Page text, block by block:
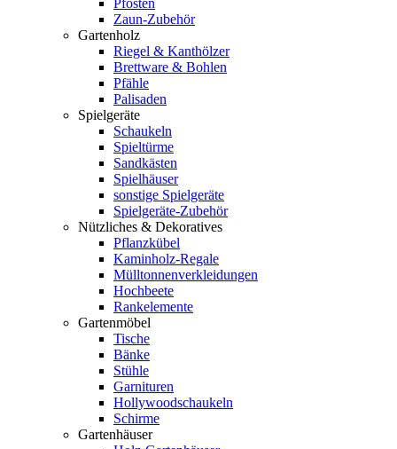
Pfosten
Zaun-Zubehör
Gartenholz
Riegel & Kanthölzer
Brettware & Bohlen
Pfähle
Palisaden
Spielgeräte
Schaukeln
Spieltürme
Sandkästen
Spielhäuser
sonstige Spielgeräte
Spielgeräte-Zubehör
Nützliches & Dekoratives
Pflanzkübel
Kaminholz-Regale
Mülltonnenverkleidungen
Hochbeete
Rankelemente
Gartenmöbel
Tische
Bänke
Stühle
Garnituren
Hollywoodschaukeln
Schirme
Gartenhäuser